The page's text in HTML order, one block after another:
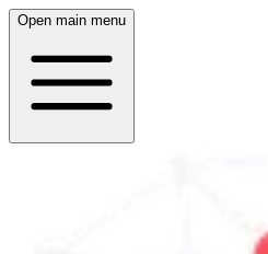
Open main menu